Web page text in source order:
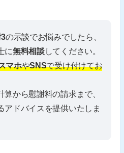
の示談でお悩みでしたら、
に無料相談してください。
マホやSNSで受け付けてお
算から慰謝料の請求まで、
アドバイスを提供いたしま